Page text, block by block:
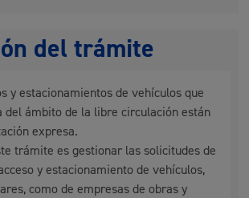
del trámite
y estacionamientos de vehículos que
del ámbito de la libre circulación están
expresa.
trámite es gestionar las solicitudes de
y estacionamiento de vehículos,
como de empresas de obras y